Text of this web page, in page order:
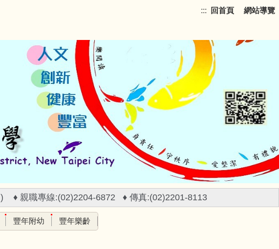
::: 回首頁 網站導覽
) ♦ 親職專線:(02)2204-6872 ♦ 傳真:(02)2201-8113
豐年附幼 豐年樂齡